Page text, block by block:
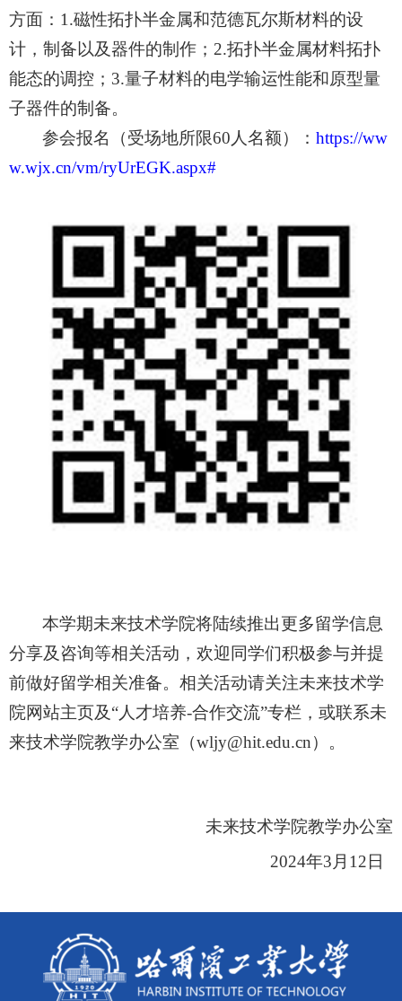
方面：1.磁性拓扑半金属和范德瓦尔斯材料的设
计，制备以及器件的制作；2.拓扑半金属材料拓扑
能态的调控；3.量子材料的电学输运性能和原型量
子器件的制备。
参会报名
（受场地所限60人名额） ： https://ww
w.wjx.cn/vm/ryUrEGK.aspx#
本学期未来技术学院将陆续推出更多留学信息
分享及咨询等相关活动，欢迎同学们积极参与并提
前做好留学相关准备。相关活动请关注未来技术学
院网站主页及“人才培养-合作交流”专栏 ， 或联系未
来技术学院教学办公室（wljy@hit.edu.cn）。
未来技术学院教学办公室
2024年3月12日